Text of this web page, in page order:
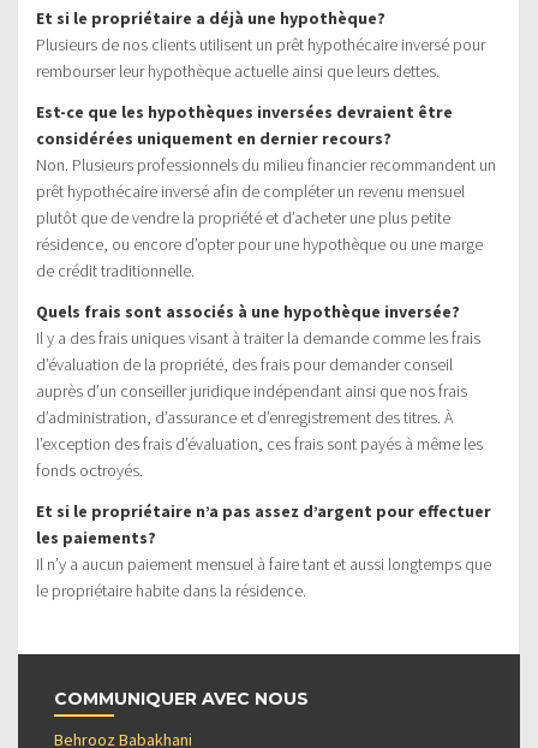
Et si le propriétaire a déjà une hypothèque?
Plusieurs de nos clients utilisent un prêt hypothécaire inversé pour
rembourser leur hypothèque actuelle ainsi que leurs dettes.
Est-ce que les hypothèques inversées devraient être
considérées uniquement en dernier recours?
Non. Plusieurs professionnels du milieu financier recommandent un
prêt hypothécaire inversé afin de compléter un revenu mensuel
plutôt que de vendre la propriété et d’acheter une plus petite
résidence, ou encore d’opter pour une hypothèque ou une marge
de crédit traditionnelle.
Quels frais sont associés à une hypothèque inversée?
Il y a des frais uniques visant à traiter la demande comme les frais
d’évaluation de la propriété, des frais pour demander conseil
auprès d’un conseiller juridique indépendant ainsi que nos frais
d’administration, d’assurance et d’enregistrement des titres. À
l’exception des frais d’évaluation, ces frais sont payés à même les
fonds octroyés.
Et si le propriétaire n’a pas assez d’argent pour effectuer
les paiements?
Il n’y a aucun paiement mensuel à faire tant et aussi longtemps que
le propriétaire habite dans la résidence.
COMMUNIQUER AVEC NOUS
Behrooz Babakhani